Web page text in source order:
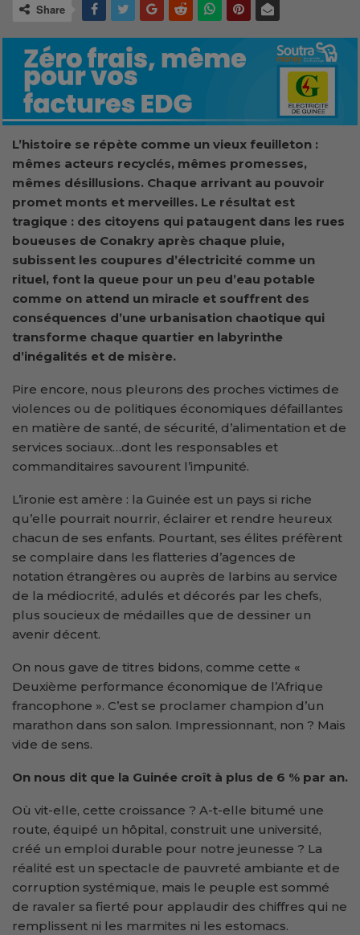
Share
L’histoire se répète comme un vieux feuilleton :
mêmes acteurs recyclés, mêmes promesses,
mêmes désillusions. Chaque arrivant au pouvoir
promet monts et merveilles. Le résultat est
tragique : des citoyens qui pataugent dans les rues
boueuses de Conakry après chaque pluie,
subissent les coupures d’électricité comme un
rituel, font la queue pour un peu d’eau potable
comme on attend un miracle et souffrent des
conséquences d’une urbanisation chaotique qui
transforme chaque quartier en labyrinthe
d’inégalités et de misère.
Pire encore, nous pleurons des proches victimes de
violences ou de politiques économiques défaillantes
en matière de santé, de sécurité, d’alimentation et de
services sociaux…dont les responsables et
commanditaires savourent l’impunité.
L’ironie est amère : la Guinée est un pays si riche
qu’elle pourrait nourrir, éclairer et rendre heureux
chacun de ses enfants. Pourtant, ses élites préfèrent
se complaire dans les flatteries d’agences de
notation étrangères ou auprès de larbins au service
de la médiocrité, adulés et décorés par les chefs,
plus soucieux de médailles que de dessiner un
avenir décent.
On nous gave de titres bidons, comme cette «
Deuxième performance économique de l’Afrique
francophone ». C’est se proclamer champion d’un
marathon dans son salon. Impressionnant, non ? Mais
vide de sens.
On nous dit que la Guinée croît à plus de 6 % par an.
Où vit-elle, cette croissance ? A-t-elle bitumé une
route, équipé un hôpital, construit une université,
créé un emploi durable pour notre jeunesse ? La
réalité est un spectacle de pauvreté ambiante et de
corruption systémique, mais le peuple est sommé
de ravaler sa fierté pour applaudir des chiffres qui ne
remplissent ni les marmites ni les estomacs.